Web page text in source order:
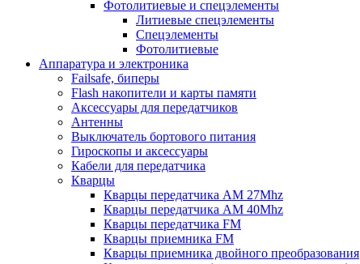
Фотолитиевые и спецэлементы
Литиевые спецэлементы
Спецэлементы
Фотолитиевые
Аппаратура и электроника
Failsafe, биперы
Flash накопители и карты памяти
Аксессуары для передатчиков
Антенны
Выключатель бортового питания
Гироскопы и аксессуары
Кабели для передатчика
Кварцы
Кварцы передатчика AM 27Mhz
Кварцы передатчика AM 40Mhz
Кварцы передатчика FM
Кварцы приемника FM
Кварцы приемника двойного преобразования